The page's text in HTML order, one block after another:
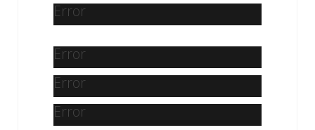
Error
Error
Error
Error